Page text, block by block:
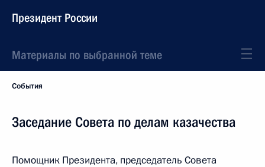
Президент России
Материалы по выбранной теме
События
Заседание Совета по делам казачества
Помощник Президента, председатель Совета